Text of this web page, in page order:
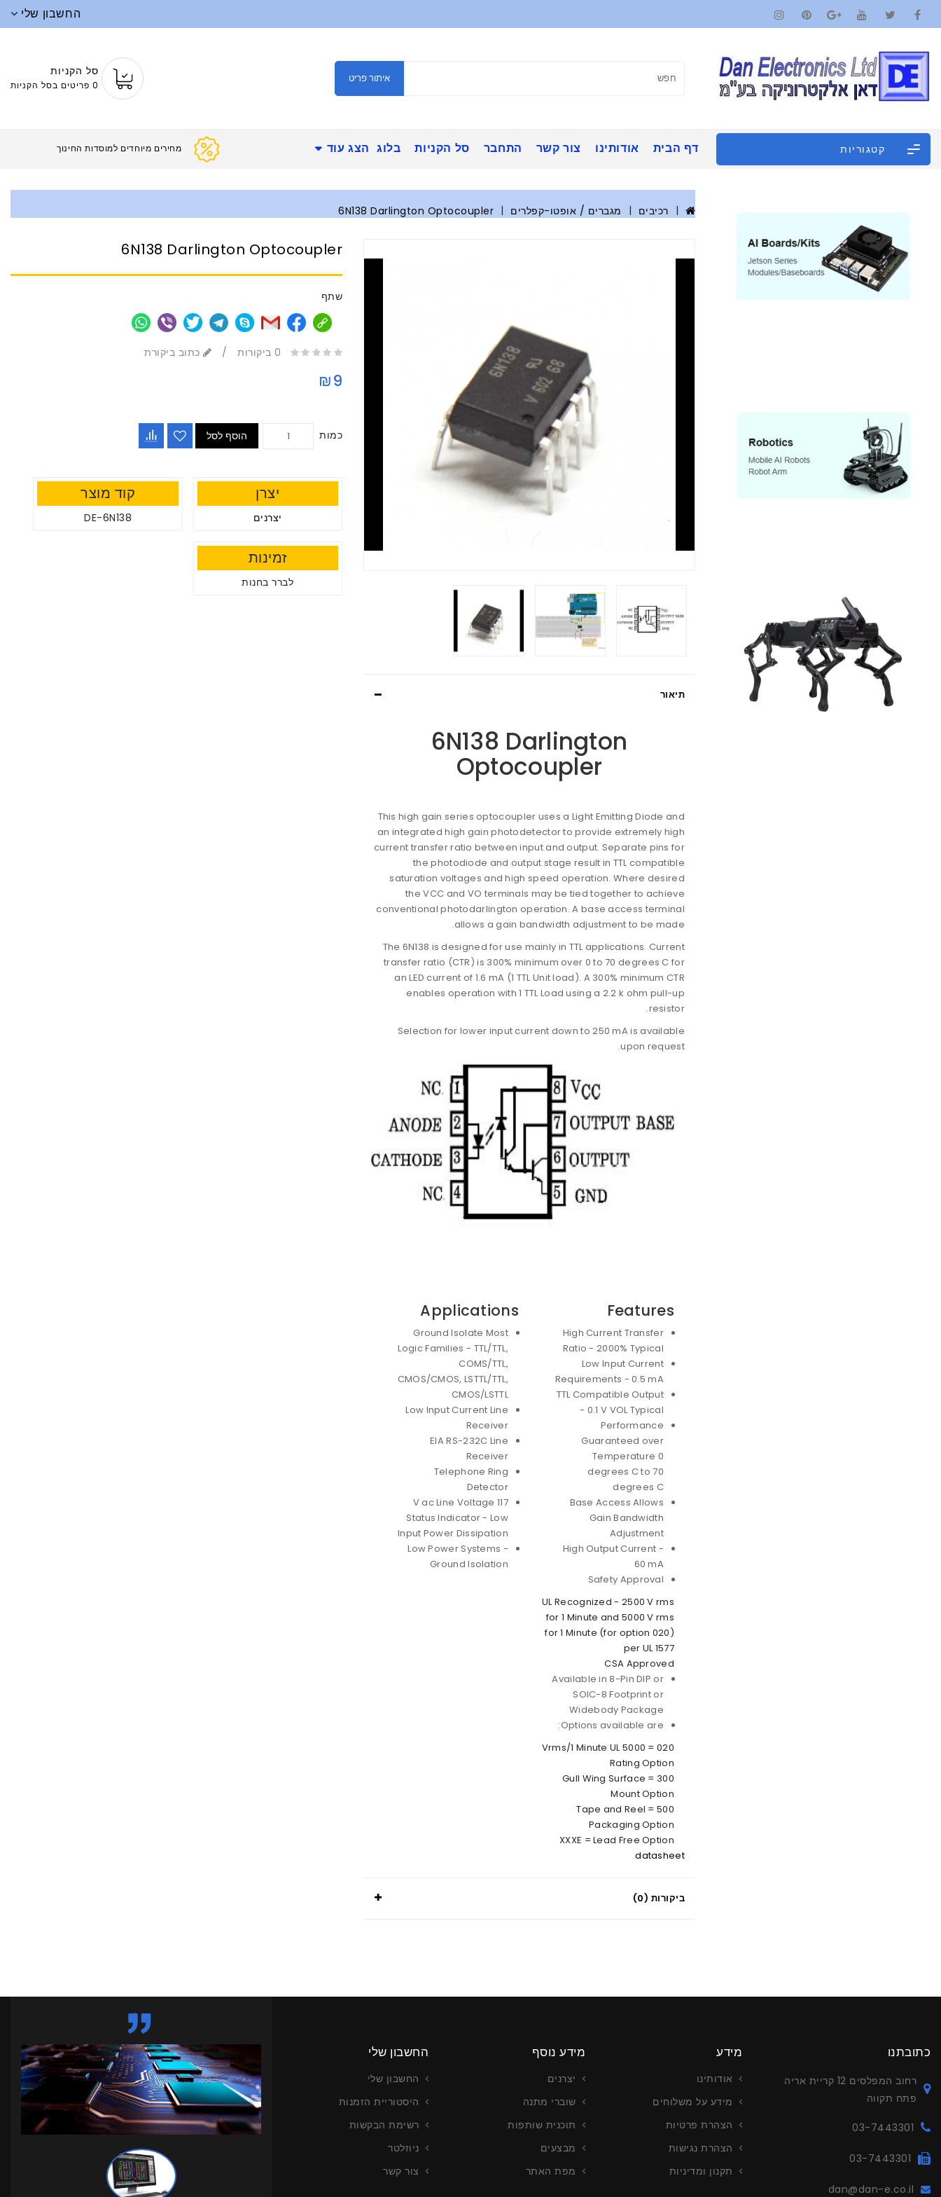
החשבון שלי
איתור פריט
סל הקניות
0 פריטים בסל הקניות
קטגוריות דף הבית אודותינו צור קשר התחבר סל הקניות בלוג הצג עוד מחירים מיוחדים למוסדות ה
רכיבים מגברים / אופטו-קפלרים 6N138 Darlington Optocoupler
תיאור
6N138 Darlington
Optocoupler
This high gain series optocoupler uses a Light Emitting Diode and
an integrated high gain photodetector to provide extremely high
current transfer ratio between input and output. Separate pins for
the photodiode and output stage result in TTL compatible
saturation voltages and high speed operation. Where desired
the VCC and VO terminals may be tied together to achieve
conventional photodarlington operation. A base access terminal
allows a gain bandwidth adjustment to be made.
The 6N138 is designed for use mainly in TTL applications. Current
transfer ratio (CTR) is 300% minimum over 0 to 70 degrees C for
an LED current of 1.6 mA (1 TTL Unit load). A 300% minimum CTR
enables operation with 1 TTL Load using a 2.2 k ohm pull-up
resistor.
Selection for lower input current down to 250 mA is available
upon request.
Features
High Current Transfer
Ratio - 2000% Typical
Low Input Current
Requirements - 0.5 mA
TTL Compatible Output
- 0.1 V VOL Typical
Performance
Guaranteed over
Temperature 0
degrees C to 70
degrees C
Base Access Allows
Gain Bandwidth
Adjustment
High Output Current -
60 mA
Safety Approval
UL Recognized - 2500 V rms
for 1 Minute and 5000 V rms
for 1 Minute (for option 020)
per UL 1577
CSA Approved
Available in 8-Pin DIP or
SOIC-8 Footprint or
Widebody Package
Options available are:
020 = 5000 Vrms/1 Minute UL
Rating Option
300 = Gull Wing Surface
Mount Option
500 = Tape and Reel
Packaging Option
XXXE = Lead Free Option
Applications
Ground Isolate Most
Logic Families - TTL/TTL,
COMS/TTL,
CMOS/CMOS, LSTTL/TTL,
CMOS/LSTTL
Low Input Current Line
Receiver
EIA RS-232C Line
Receiver
Telephone Ring
Detector
117 V ac Line Voltage
Status Indicator - Low
Input Power Dissipation
Low Power Systems -
Ground Isolation
datasheet
ביקורות (0)
6N138 Darlington Optocoupler
שתף
0 ביקורות / כתוב ביקורת
₪9
כמות הוסף לסל
יצרן
יצרנים
קוד מוצר
DE-6N138
זמינות
לברר בחנות
כתובתנו
רחוב המפלסים 12 קריית אריה
פתח תקווה
03-7443301
03-7443301
dan@dan-e.co.il
מידע
אודותינו
מידע על משלוחים
הצהרת פרטיות
הצהרת נגישות
תקנון ומדיניות
מידע נוסף
יצרנים
שוברי מתנה
תוכנית שותפות
מבצעים
מפת האתר
החשבון שלי
החשבון שלי
היסטוריית הזמנות
רשימת הבקשות
ניוזלטר
צור קשר